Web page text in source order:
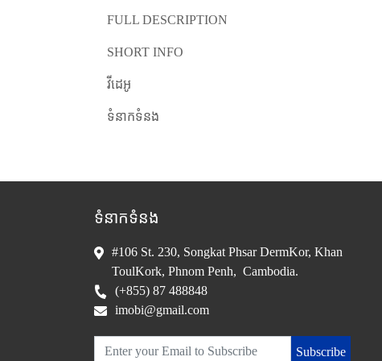
FULL DESCRIPTION
SHORT INFO
វីដេអូ
ទំនាកទំនង
ទំនាកទំនង
#106 St. 230, Songkat Phsar DermKor, Khan
ToulKork, Phnom Penh, Cambodia.
(+855) 87 488848
imobi@gmail.com
Subscribe